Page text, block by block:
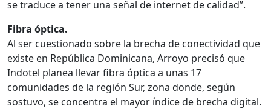
se tra­duce a tener una señal de internet de calidad”.
Fibra óptica.
Al ser cuestionado sobre la brecha de conectivi­dad que
existe en Repú­blica Dominicana, Arro­yo precisó que
Indotel planea llevar fibra óptica a unas 17
comunidades de la región Sur, zona donde, según
sostuvo, se concentra el mayor índice de brecha digital.